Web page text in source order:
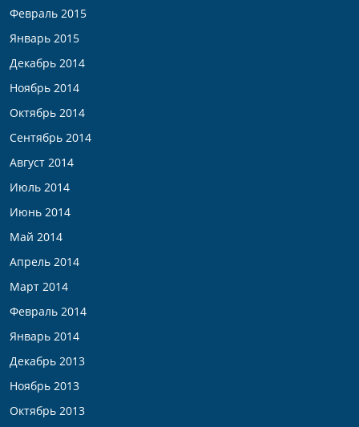
Февраль 2015
Январь 2015
Декабрь 2014
Ноябрь 2014
Октябрь 2014
Сентябрь 2014
Август 2014
Июль 2014
Июнь 2014
Май 2014
Апрель 2014
Март 2014
Февраль 2014
Январь 2014
Декабрь 2013
Ноябрь 2013
Октябрь 2013